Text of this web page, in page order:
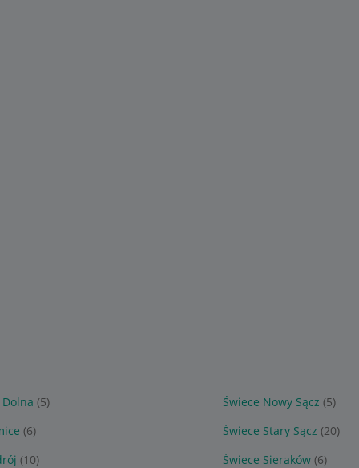
(5) Świece Nowy Sącz (5)
(6) Świece Stary Sącz (20)
(10) Świece Sieraków (6)